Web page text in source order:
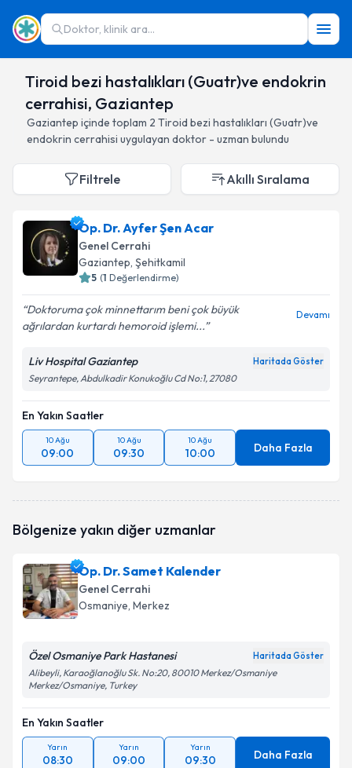
Doktor, klinik ara...
Tiroid bezi hastalıkları (Guatr)ve endokrin
cerrahisi, Gaziantep
Gaziantep içinde toplam 2 Tiroid bezi hastalıkları (Guatr)ve
endokrin cerrahisi uygulayan doktor - uzman bulundu
Filtrele Akıllı Sıralama
Op. Dr. Ayfer Şen Acar
Genel Cerrahi
Gaziantep, Şehitkamil
5 (1 Değerlendirme)
Doktoruma çok minnettarım beni çok büyük
ağrılardan kurtardı hemoroid işlemi...
Devamı
Liv Hospital Gaziantep Haritada Göster
Seyrantepe, Abdulkadir Konukoğlu Cd No:1, 27080
En Yakın Saatler
10 Ağu
09:00
10 Ağu
09:30
10 Ağu
10:00 Daha Fazla
Bölgenize yakın diğer uzmanlar
Op. Dr. Samet Kalender
Genel Cerrahi
Osmaniye, Merkez
Özel Osmaniye Park Hastanesi Haritada Göster
Alibeyli, Karaoğlanoğlu Sk. No:20, 80010 Merkez/Osmaniye
Merkez/Osmaniye, Turkey
En Yakın Saatler
Yarın
08:30
Yarın
09:00
Yarın
09:30 Daha Fazla